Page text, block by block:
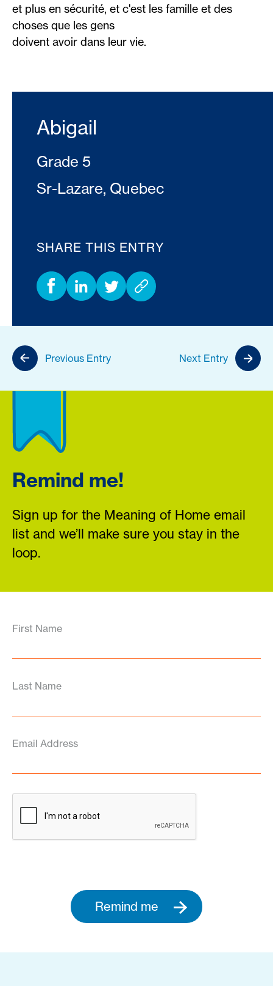
et plus en sécurité, et c'est les famille et des
choses que les gens
doivent avoir dans leur vie.
Abigail
Grade 5
Sr-Lazare, Quebec
SHARE THIS ENTRY
Previous Entry Next Entry
Remind me!
Sign up for the Meaning of Home email
list and we’ll make sure you stay in the
loop.
First Name
Last Name
Email Address
Remind me